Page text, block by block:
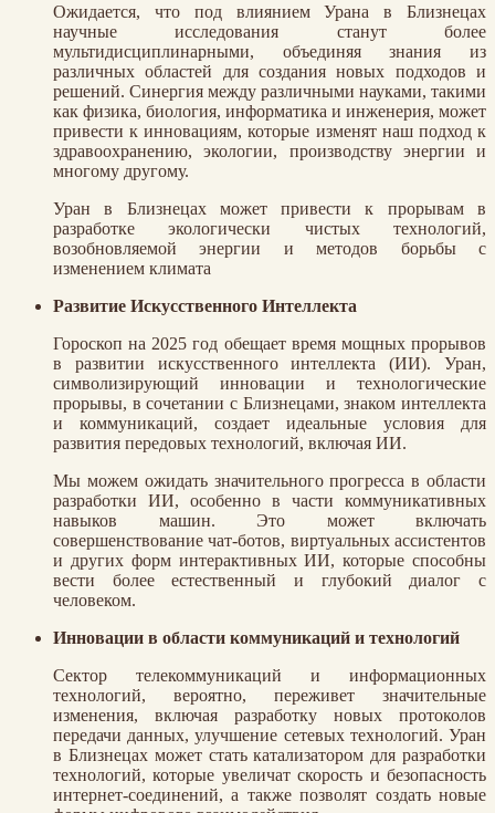
Ожидается, что под влиянием Урана в Близнецах
научные исследования станут более
мультидисциплинарными, объединяя знания из
различных областей для создания новых подходов и
решений. Синергия между различными науками, такими
как физика, биология, информатика и инженерия, может
привести к инновациям, которые изменят наш подход к
здравоохранению, экологии, производству энергии и
многому другому.
Уран в Близнецах может привести к прорывам в
разработке экологически чистых технологий,
возобновляемой энергии и методов борьбы с
изменением климата
Развитие Искусственного Интеллекта
Гороскоп на 2025 год обещает время мощных прорывов
в развитии искусственного интеллекта (ИИ). Уран,
символизирующий инновации и технологические
прорывы, в сочетании с Близнецами, знаком интеллекта
и коммуникаций, создает идеальные условия для
развития передовых технологий, включая ИИ.
Мы можем ожидать значительного прогресса в области
разработки ИИ, особенно в части коммуникативных
навыков машин. Это может включать
совершенствование чат-ботов, виртуальных ассистентов
и других форм интерактивных ИИ, которые способны
вести более естественный и глубокий диалог с
человеком.
Инновации в области коммуникаций и технологий
Сектор телекоммуникаций и информационных
технологий, вероятно, переживет значительные
изменения, включая разработку новых протоколов
передачи данных, улучшение сетевых технологий. Уран
в Близнецах может стать катализатором для разработки
технологий, которые увеличат скорость и безопасность
интернет-соединений, а также позволят создать новые